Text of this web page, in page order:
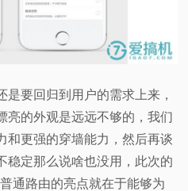
要回归到用户的需求上来，
亮的外观是远远不够的，我们
和更强的穿墙能力，然后再谈
稳定那么说啥也没用，此次的
通路由的亮点就在于能够为